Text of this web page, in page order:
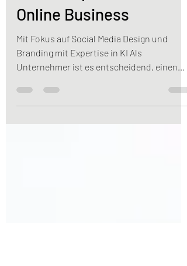
Erstellung eines
Businessplans für Dein
Online Business
Branding mit Expertise in KI Als
Unternehmer ist es entscheidend, einen
soliden Businessplan zu...